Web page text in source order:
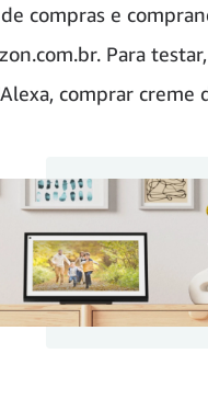
compras e
Para
comprar creme